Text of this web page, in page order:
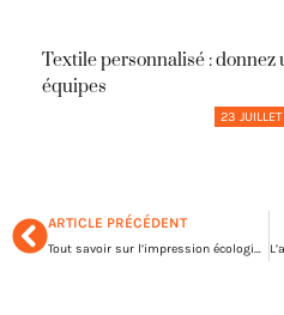
Textile personnalisé : donnez
équipes
23
ARTICLE PRÉCÉDENT
Tout savoir sur l’impression écologique